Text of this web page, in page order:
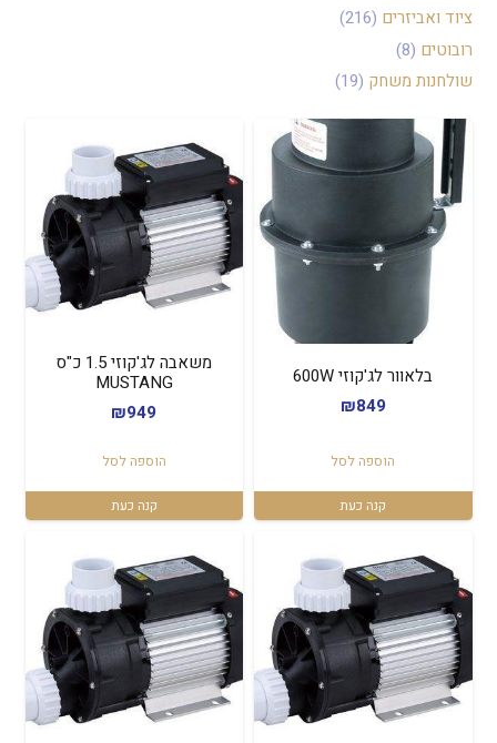
ציוד ואביזרים (216)
רובוטים (8)
שולחנות משחק (19)
בלאוור לג'קוזי 600W
₪849
הוספה לסל
קנה כעת
משאבה לג'קוזי 1.5 כ"ס
MUSTANG
₪949
הוספה לסל
קנה כעת